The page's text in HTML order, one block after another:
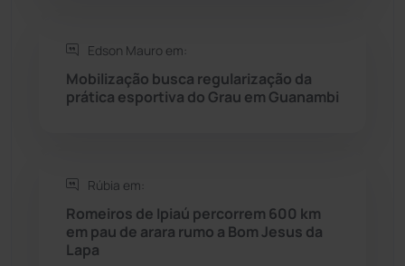
Saúde
Seabra (50)
Sítio do Mato
Sudoeste Baiano
Edson Mauro em:
Mobilização busca regularização da
prática esportiva do Grau em Guanambi
Rúbia em:
Romeiros de Ipiaú percorrem 600 km
em pau de arara rumo a Bom Jesus da
Lapa